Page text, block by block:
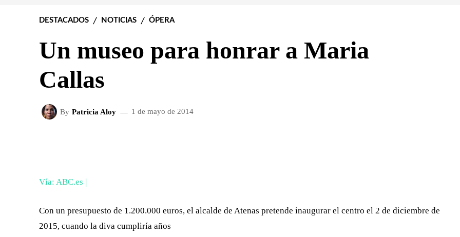
DESTACADOS NOTICIAS ÓPERA
Un museo para honrar a Maria
Callas
By Patricia Aloy 1 de mayo de 2014
Vía: ABC.es |
Con un presupuesto de 1.200.000 euros, el alcalde de Atenas pretende inaugurar el centro el 2 de diciembre de
2015, cuando la diva cumpliría años